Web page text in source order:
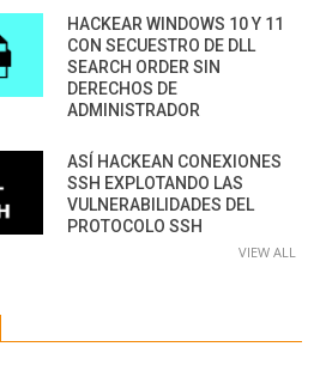
HACKEAR WINDOWS 10 Y 11
CON SECUESTRO DE DLL
SEARCH ORDER SIN
DERECHOS DE
ADMINISTRADOR
ASÍ HACKEAN CONEXIONES
SSH EXPLOTANDO LAS
VULNERABILIDADES DEL
PROTOCOLO SSH
VIEW ALL